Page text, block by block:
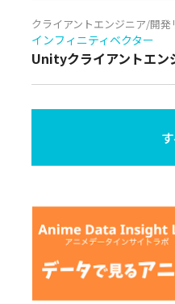
クライアントエンジニア/開発
インフィニティベクター
Unityクライアントエン